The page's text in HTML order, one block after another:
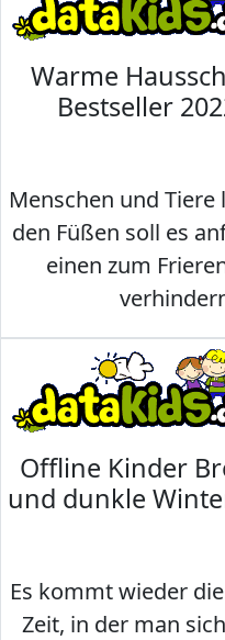
Warme
Bestseller
Menschen und
den Füßen soll es
einen zum
Offline Kinder
und dunkle
Es kommt wieder
Zeit, in der man